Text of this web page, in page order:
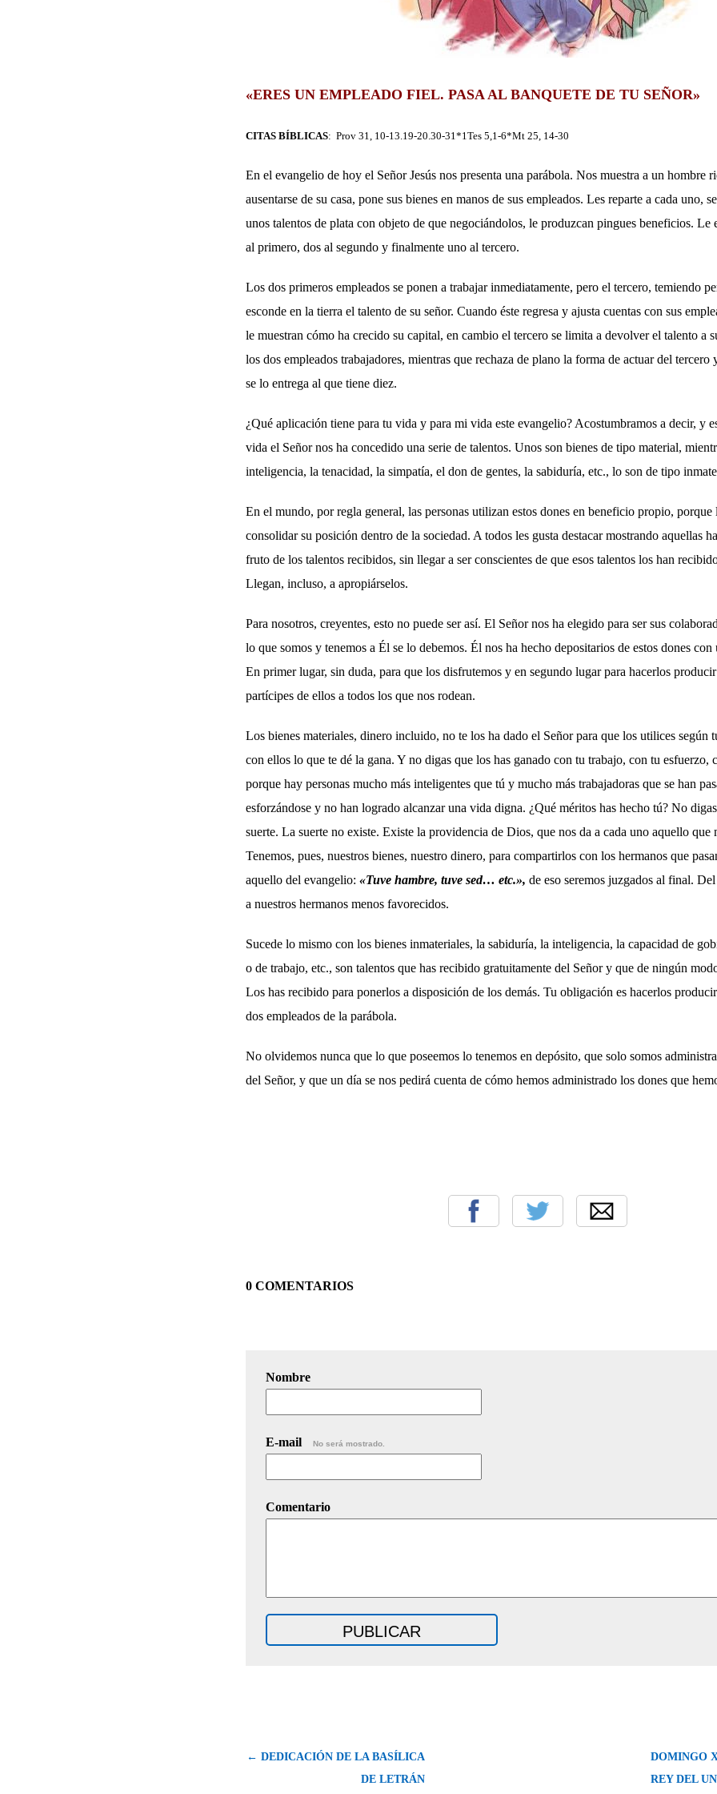
«ERES UN EMPLEADO FIEL. PASA AL BANQUETE DE TU SEÑOR»
CITAS BÍBLICAS: Prov 31, 10-13.19-20.30-31*1Tes 5,1-6*Mt 25, 14-30
En el evangelio de hoy el Señor Jesús nos presenta una parábola. Nos muestra a un hombre
ausentarse de su casa, pone sus bienes en manos de sus empleados. Les reparte a cada uno,
unos talentos de plata con objeto de que negociándolos, le produzcan pingues beneficios. Le
al primero, dos al segundo y finalmente uno al tercero.
Los dos primeros empleados se ponen a trabajar inmediatamente, pero el tercero, temiendo
esconde en la tierra el talento de su señor. Cuando éste regresa y ajusta cuentas con sus
le muestran cómo ha crecido su capital, en cambio el tercero se limita a devolver el talento a
los dos empleados trabajadores, mientras que rechaza de plano la forma de actuar del
se lo entrega al que tiene diez.
¿Qué aplicación tiene para tu vida y para mi vida este evangelio? Acostumbramos a decir, y
vida el Señor nos ha concedido una serie de talentos. Unos son bienes de tipo material,
inteligencia, la tenacidad, la simpatía, el don de gentes, la sabiduría, etc., lo son de tipo
En el mundo, por regla general, las personas utilizan estos dones en beneficio propio, porque
consolidar su posición dentro de la sociedad. A todos les gusta destacar mostrando aquellas
fruto de los talentos recibidos, sin llegar a ser conscientes de que esos talentos los han
Llegan, incluso, a apropiárselos.
Para nosotros, creyentes, esto no puede ser así. El Señor nos ha elegido para ser sus
lo que somos y tenemos a Él se lo debemos. Él nos ha hecho depositarios de estos dones
En primer lugar, sin duda, para que los disfrutemos y en segundo lugar para hacerlos
partícipes de ellos a todos los que nos rodean.
Los bienes materiales, dinero incluido, no te los ha dado el Señor para que los utilices según
con ellos lo que te dé la gana. Y no digas que los has ganado con tu trabajo, con tu esfuerzo,
porque hay personas mucho más inteligentes que tú y mucho más trabajadoras que se han
esforzándose y no han logrado alcanzar una vida digna. ¿Qué méritos has hecho tú? No
suerte. La suerte no existe. Existe la providencia de Dios, que nos da a cada uno aquello que
Tenemos, pues, nuestros bienes, nuestro dinero, para compartirlos con los hermanos que
aquello del evangelio: «Tuve hambre, tuve sed… etc.», de eso seremos juzgados al final.
a nuestros hermanos menos favorecidos.
Sucede lo mismo con los bienes inmateriales, la sabiduría, la inteligencia, la capacidad de
o de trabajo, etc., son talentos que has recibido gratuitamente del Señor y que de ningún
Los has recibido para ponerlos a disposición de los demás. Tu obligación es hacerlos
dos empleados de la parábola.
No olvidemos nunca que lo que poseemos lo tenemos en depósito, que solo somos
del Señor, y que un día se nos pedirá cuenta de cómo hemos administrado los dones que
0 COMENTARIOS
Nombre
E-mail No será mostrado.
Comentario
← DEDICACIÓN DE LA BASÍLICA
DE LETRÁN
DOMINGO
REY DEL